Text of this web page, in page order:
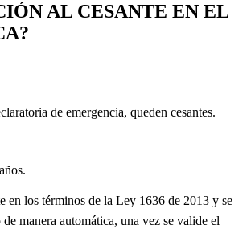
AL CESANTE EN EL
de emergencia, queden cesantes.
en los términos de la Ley 1636 de 2013 y se
manera automática, una vez se valide el